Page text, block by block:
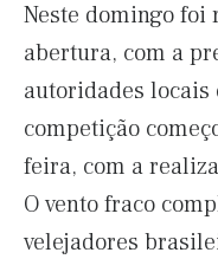
Neste domingo foi
abertura, com a
autoridades locais
competição
feira, com a
O vento fraco
velejadores